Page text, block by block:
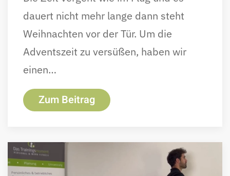
dauert nicht mehr lange dann steht
Weihnachten vor der Tür. Um die
Adventszeit zu versüßen, haben wir
einen…
Zum Beitrag